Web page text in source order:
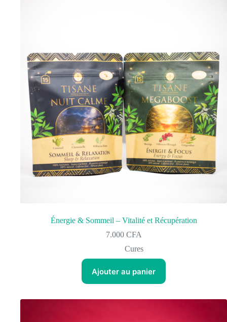
Énergie & Sommeil – Vitalité et Récupération
7.000 CFA
Cures
Ajouter au panier